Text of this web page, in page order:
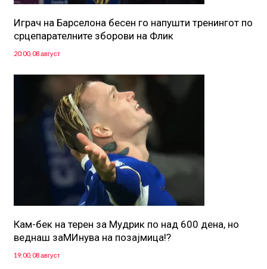
Играч на Барселона бесен го напушти тренингот по
срцепарателните зборови на Флик
20:00, 08 август
Кам-бек на терен за Мудрик по над 600 дена, но
веднаш заМИнува на позајмица!?
19:00, 08 август